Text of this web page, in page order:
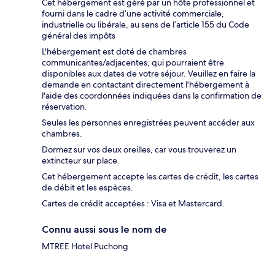
Cet hébergement est géré par un hôte professionnel et
fourni dans le cadre d’une activité commerciale,
industrielle ou libérale, au sens de l’article 155 du Code
général des impôts
L'hébergement est doté de chambres
communicantes/adjacentes, qui pourraient être
disponibles aux dates de votre séjour. Veuillez en faire la
demande en contactant directement l'hébergement à
l'aide des coordonnées indiquées dans la confirmation de
réservation.
Seules les personnes enregistrées peuvent accéder aux
chambres.
Dormez sur vos deux oreilles, car vous trouverez un
extincteur sur place.
Cet hébergement accepte les cartes de crédit, les cartes
de débit et les espèces.
Cartes de crédit acceptées : Visa et Mastercard.
Connu aussi sous le nom de
MTREE Hotel Puchong